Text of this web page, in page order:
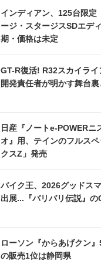
インディアン、125台限定
ージ・スタージスSDエデ
期・価格は未定
GT-R復活! R32スカイラ
開発責任者が明かす舞台
日産『ノートe-POWERニ
オ』用、テインのフルス
クスZ」発売
バイク王、2026グッドス
出展...『バリバリ伝説』
ローソン『からあげクン
の販売1位は静岡県